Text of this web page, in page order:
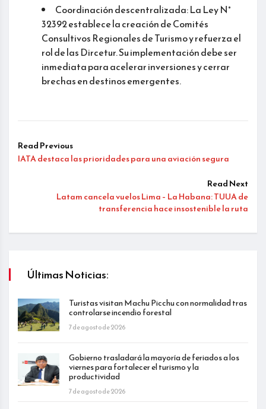
Coordinación descentralizada: La Ley N°
32392 establece la creación de Comités
Consultivos Regionales de Turismo y refuerza el
rol de las Dircetur. Su implementación debe ser
inmediata para acelerar inversiones y cerrar
brechas en destinos emergentes.
Read Previous
IATA destaca las prioridades para una aviación segura
Read Next
Latam cancela vuelos Lima – La Habana: TUUA de
transferencia hace insostenible la ruta
Últimas Noticias:
Turistas visitan Machu Picchu con normalidad tras
controlarse incendio forestal
7 de agosto de 2026
Gobierno trasladará la mayoría de feriados a los
viernes para fortalecer el turismo y la
productividad
7 de agosto de 2026